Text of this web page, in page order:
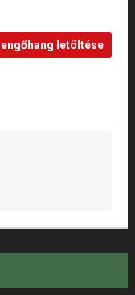
letöltése